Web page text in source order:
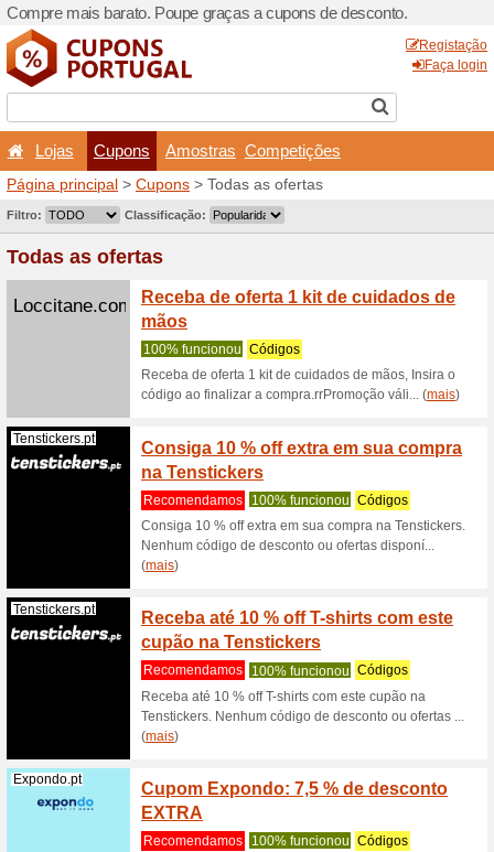
Compre mais barato.
Lojas Cupons
Página principal>Cupons
Todas as ofertas
Loccitane.com
mãos